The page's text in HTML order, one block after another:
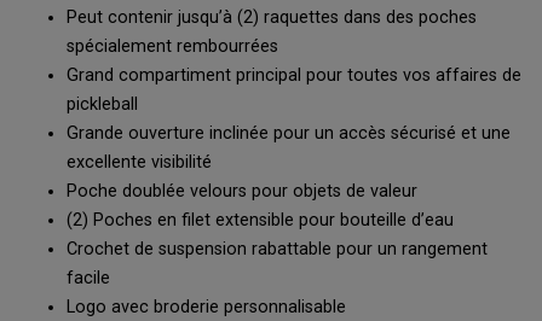
Peut contenir jusqu’à (2) raquettes dans des poches
spécialement rembourrées
Grand compartiment principal pour toutes vos affaires de
pickleball
Grande ouverture inclinée pour un accès sécurisé et une
excellente visibilité
Poche doublée velours pour objets de valeur
(2) Poches en filet extensible pour bouteille d’eau
Crochet de suspension rabattable pour un rangement
facile
Logo avec broderie personnalisable